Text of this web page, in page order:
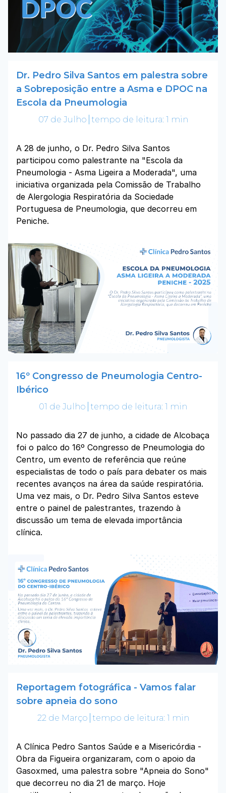
Dr. Pedro Silva Santos em palestra sobre
a Sobreposição entre a Asma e DPOC na
Escola da Pneumologia
07 de Julho tempo de leitura: 1 min
A 28 de junho, o Dr. Pedro Silva Santos
participou como palestrante na "Escola da
Pneumologia - Asma Ligeira a Moderada", uma
iniciativa organizada pela Comissão de Trabalho
de Alergologia Respiratória da Sociedade
Portuguesa de Pneumologia, que decorreu em
Peniche.
16º Congresso de Pneumologia Centro-
Ibérico
01 de Julho tempo de leitura: 1 min
No passado dia 27 de junho, a cidade de Alcobaça
foi o palco do 16º Congresso de Pneumologia do
Centro, um evento de referência que reúne
especialistas de todo o país para debater os mais
recentes avanços na área da saúde respiratória.
Uma vez mais, o Dr. Pedro Silva Santos esteve
entre o painel de palestrantes, trazendo à
discussão um tema de elevada importância
clínica.
Reportagem fotográfica - Vamos falar
sobre apneia do sono
22 de Março tempo de leitura: 1 min
A Clínica Pedro Santos Saúde e a Misericórdia -
Obra da Figueira organizaram, com o apoio da
Gasoxmed, uma palestra sobre "Apneia do Sono"
que decorreu no dia 21 de março. Hoje